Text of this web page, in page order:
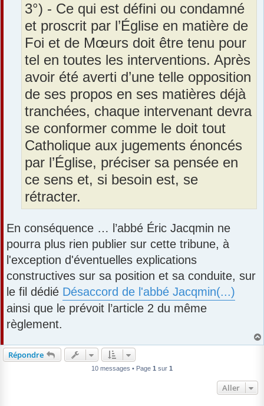
3°) - Ce qui est défini ou condamné
et proscrit par l’Église en matière de
Foi et de Mœurs doit être tenu pour
tel en toutes les interventions. Après
avoir été averti d’une telle opposition
de ses propos en ses matières déjà
tranchées, chaque intervenant devra
se conformer comme le doit tout
Catholique aux jugements énoncés
par l’Église, préciser sa pensée en
ce sens et, si besoin est, se
rétracter.
En conséquence … l’abbé Éric Jacqmin ne
pourra plus rien publier sur cette tribune, à
l'exception d'éventuelles explications
constructives sur sa position et sa conduite, sur
le fil dédié Désaccord de l'abbé Jacqmin(...)
ainsi que le prévoit l’article 2 du même
règlement.
Répondre
10 messages • Page 1 sur 1
Aller